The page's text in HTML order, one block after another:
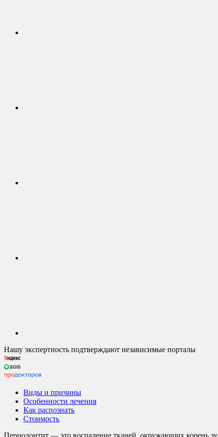
Нашу экспертность подтверждают независимые порталы
Виды и причины
Особенности лечения
Как распознать
Стоимость
Периодонтит — это воспаление тканей, окружающих корень